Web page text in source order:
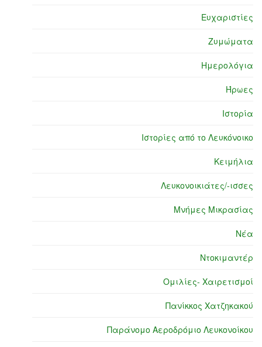
Ευχαριστίες
Ζυμώματα
Ημερολόγια
Ήρωες
Ιστορία
Ιστορίες από το Λευκόνοικο
Κειμήλια
Λευκονοικιάτες/-ισσες
Μνήμες Μικρασίας
Νέα
Ντοκιμαντέρ
Ομιλίες- Χαιρετισμοί
Πανίκκος Χατζηκακού
Παράνομο Αεροδρόμιο Λευκονοίκου